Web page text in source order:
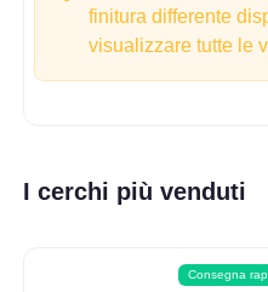
finitura differente
visualizzare tutte le
I cerchi più venduti
Consegna